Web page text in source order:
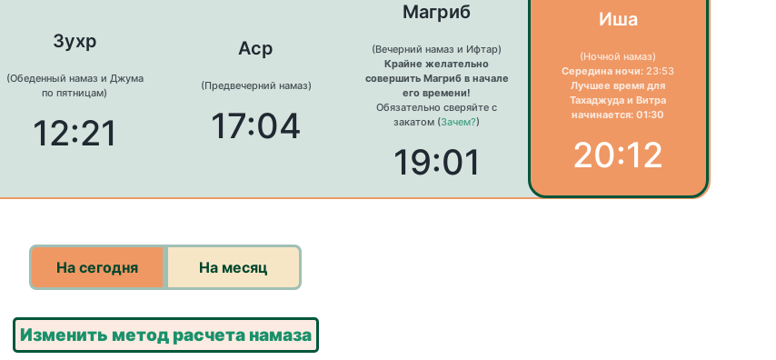
Зухр
(Обеденный намаз и Джума
по пятницам)
12:21
Аср
(Предвечерний намаз)
17:04
Магриб
(Вечерний намаз и Ифтар)
Крайне желательно
совершить Магриб в начале
его времени!
Обязательно сверяйте с
закатом (Зачем?)
19:01
Иша
(Ночной намаз)
Середина ночи: 23:53
Лучшее время для
Тахаджуда и Витра
начинается: 01:30
20:12
На сегодня На месяц
Изменить метод расчета намаза